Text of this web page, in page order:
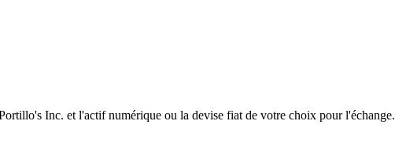
Inc. et l'actif numérique ou la devise fiat de votre choix pour l'échange.